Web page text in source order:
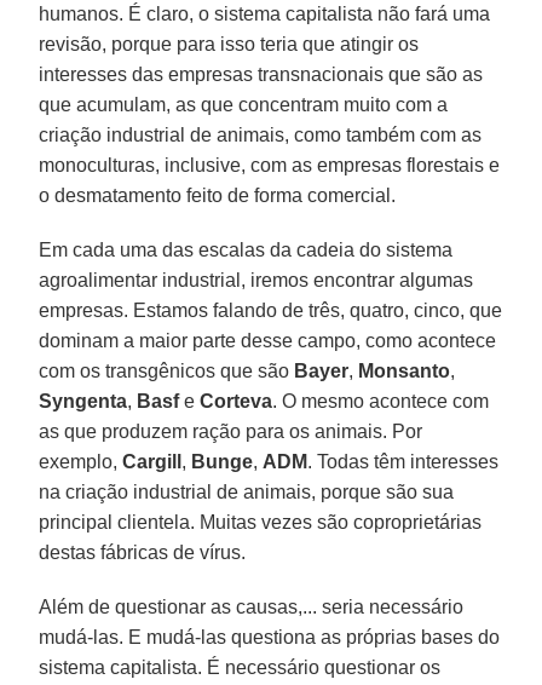
humanos. É claro, o sistema capitalista não fará uma
revisão, porque para isso teria que atingir os
interesses das empresas transnacionais que são as
que acumulam, as que concentram muito com a
criação industrial de animais, como também com as
monoculturas, inclusive, com as empresas florestais e
o desmatamento feito de forma comercial.
Em cada uma das escalas da cadeia do sistema
agroalimentar industrial, iremos encontrar algumas
empresas. Estamos falando de três, quatro, cinco, que
dominam a maior parte desse campo, como acontece
com os transgênicos que são Bayer, Monsanto,
Syngenta, BasfeCorteva. O mesmo acontece com
as que produzem ração para os animais. Por
exemplo,Cargill , Bunge, ADM. Todas têm interesses
na criação industrial de animais, porque são sua
principal clientela. Muitas vezes são coproprietárias
destas fábricas de vírus.
Além de questionar as causas,... seria necessário
mudá-las. E mudá-las questiona as próprias bases do
sistema capitalista. É necessário questionar os